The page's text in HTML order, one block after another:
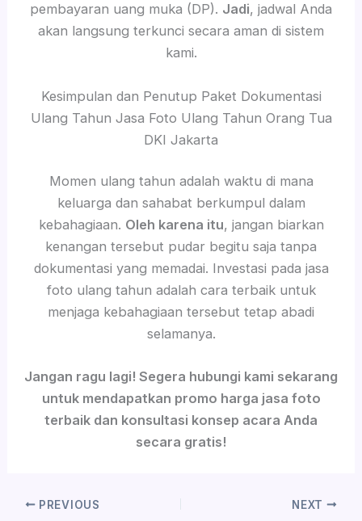
pembayaran uang muka (DP). Jadi, jadwal Anda
akan langsung terkunci secara aman di sistem
kami.
Kesimpulan dan Penutup Paket Dokumentasi
Ulang Tahun Jasa Foto Ulang Tahun Orang Tua
DKI Jakarta
Momen ulang tahun adalah waktu di mana
keluarga dan sahabat berkumpul dalam
kebahagiaan. Oleh karena itu, jangan biarkan
kenangan tersebut pudar begitu saja tanpa
dokumentasi yang memadai. Investasi pada jasa
foto ulang tahun adalah cara terbaik untuk
menjaga kebahagiaan tersebut tetap abadi
selamanya.
Jangan ragu lagi! Segera hubungi kami sekarang
untuk mendapatkan promo harga jasa foto
terbaik dan konsultasi konsep acara Anda
secara gratis!
PREVIOUS NEXT